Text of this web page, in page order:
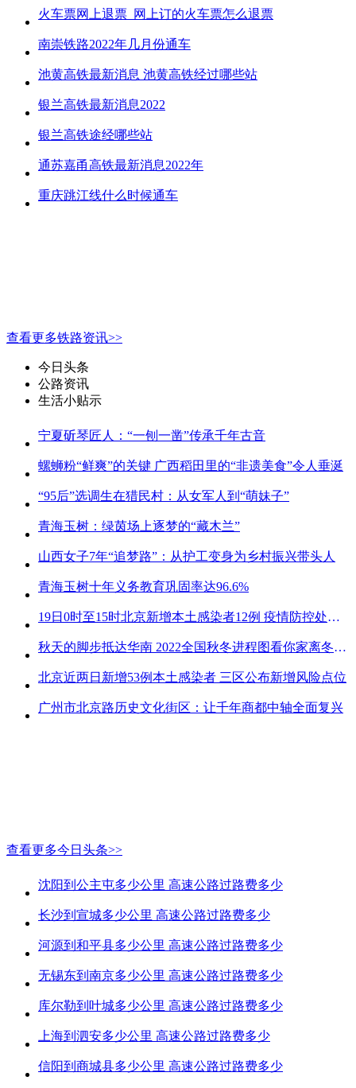
火车票网上退票_网上订的火车票怎么退票
南崇铁路2022年几月份通车
池黄高铁最新消息 池黄高铁经过哪些站
银兰高铁最新消息2022
银兰高铁途经哪些站
通苏嘉甬高铁最新消息2022年
重庆跳江线什么时候通车
查看更多铁路资讯>>
今日头条
公路资讯
生活小贴示
宁夏斫琴匠人：“一刨一凿”传承千年古音
螺蛳粉“鲜爽”的关键 广西稻田里的“非遗美食”令人垂涎
“95后”选调生在猎民村：从女军人到“萌妹子”
青海玉树：绿茵场上逐梦的“藏木兰”
山西女子7年“追梦路”：从护工变身为乡村振兴带头人
青海玉树十年义务教育巩固率达96.6%
19日0时至15时北京新增本土感染者12例 疫情防控处关键时刻
秋天的脚步抵达华南 2022全国秋冬进程图看你家离冬天有多远
北京近两日新增53例本土感染者 三区公布新增风险点位
广州市北京路历史文化街区：让千年商都中轴全面复兴
查看更多今日头条>>
沈阳到公主屯多少公里 高速公路过路费多少
长沙到宣城多少公里 高速公路过路费多少
河源到和平县多少公里 高速公路过路费多少
无锡东到南京多少公里 高速公路过路费多少
库尔勒到叶城多少公里 高速公路过路费多少
上海到泗安多少公里 高速公路过路费多少
信阳到商城县多少公里 高速公路过路费多少